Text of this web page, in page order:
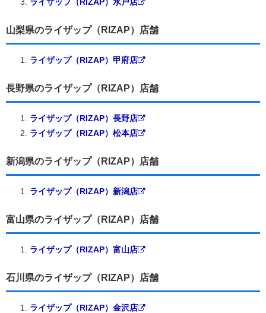
山梨県のライザップ（RIZAP）店舗
ライザップ（RIZAP）甲府店
長野県のライザップ（RIZAP）店舗
ライザップ（RIZAP）長野店
ライザップ（RIZAP）松本店
新潟県のライザップ（RIZAP）店舗
ライザップ（RIZAP）新潟店
富山県のライザップ（RIZAP）店舗
ライザップ（RIZAP）富山店
石川県のライザップ（RIZAP）店舗
ライザップ（RIZAP）金沢店